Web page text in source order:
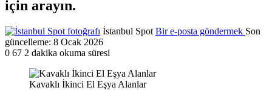
için arayın.
İstanbul Spot Bir e-posta göndermek Son
güncelleme: 8 Ocak 2026
0 67 2 dakika okuma süresi
Kavaklı İkinci El Eşya Alanlar